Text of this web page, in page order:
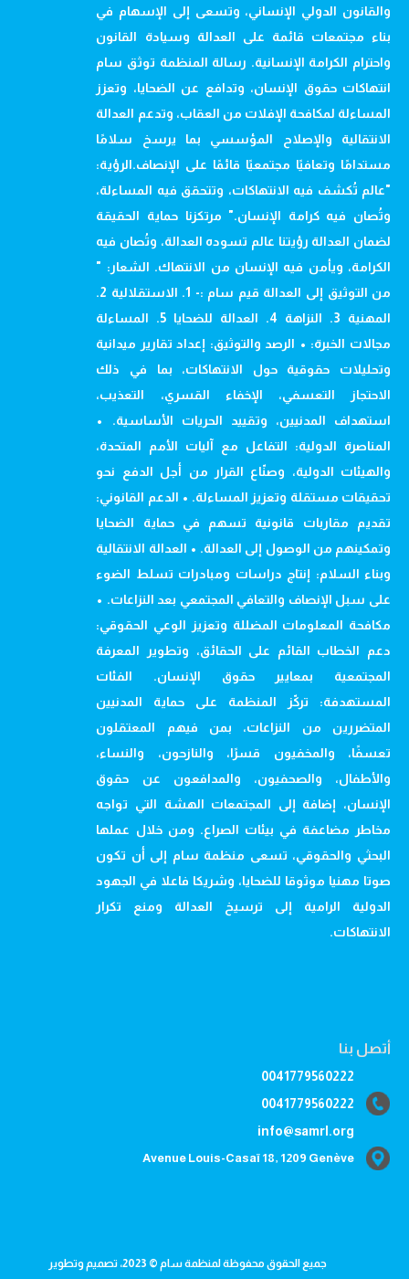
والقانون الدولي الإنساني، وتسعى إلى الإسهام في
بناء مجتمعات قائمة على العدالة وسيادة القانون
واحترام الكرامة الإنسانية. رسالة المنظمة توثق سام
انتهاكات حقوق الإنسان، وتدافع عن الضحايا، وتعزز
المساءلة لمكافحة الإفلات من العقاب، وتدعم العدالة
الانتقالية والإصلاح المؤسسي بما يرسخ سلامًا
مستدامًا وتعافيًا مجتمعيًا قائمًا على الإنصاف.الرؤية:
"عالم تُكشف فيه الانتهاكات، وتتحقق فيه المساءلة،
وتُصان فيه كرامة الإنسان." مرتكزنا حماية الحقيقة
لضمان العدالة رؤيتنا عالم تسوده العدالة، وتُصان فيه
الكرامة، ويأمن فيه الإنسان من الانتهاك. الشعار: "
من التوثيق إلى العدالة قيم سام :- 1. الاستقلالية 2.
المهنية 3. النزاهة 4. العدالة للضحايا 5. المساءلة
مجالات الخبرة: • الرصد والتوثيق: إعداد تقارير ميدانية
وتحليلات حقوقية حول الانتهاكات، بما في ذلك
الاحتجاز التعسفي، الإخفاء القسري، التعذيب،
استهداف المدنيين، وتقييد الحريات الأساسية. •
المناصرة الدولية: التفاعل مع آليات الأمم المتحدة،
والهيئات الدولية، وصنّاع القرار من أجل الدفع نحو
تحقيقات مستقلة وتعزيز المساءلة. • الدعم القانوني:
تقديم مقاربات قانونية تسهم في حماية الضحايا
وتمكينهم من الوصول إلى العدالة. • العدالة الانتقالية
وبناء السلام: إنتاج دراسات ومبادرات تسلط الضوء
على سبل الإنصاف والتعافي المجتمعي بعد النزاعات. •
مكافحة المعلومات المضللة وتعزيز الوعي الحقوقي:
دعم الخطاب القائم على الحقائق، وتطوير المعرفة
المجتمعية بمعايير حقوق الإنسان. الفئات
المستهدفة: تركّز المنظمة على حماية المدنيين
المتضررين من النزاعات، بمن فيهم المعتقلون
تعسفًا، والمخفيون قسرًا، والنازحون، والنساء،
والأطفال، والصحفيون، والمدافعون عن حقوق
الإنسان، إضافة إلى المجتمعات الهشة التي تواجه
مخاطر مضاعفة في بيئات الصراع. ومن خلال عملها
البحثي والحقوقي، تسعى منظمة سام إلى أن تكون
صوتا مهنيا موثوقا للضحايا، وشريكا فاعلا في الجهود
الدولية الرامية إلى ترسيخ العدالة ومنع تكرار
الانتهاكات.
أتصل بنا
0041779560222
0041779560222
info@samrl.org
Avenue Louis-Casaï 18, 1209 Genève
جميع الحقوق محفوظة لمنظمة سام © 2023، تصميم وتطوير